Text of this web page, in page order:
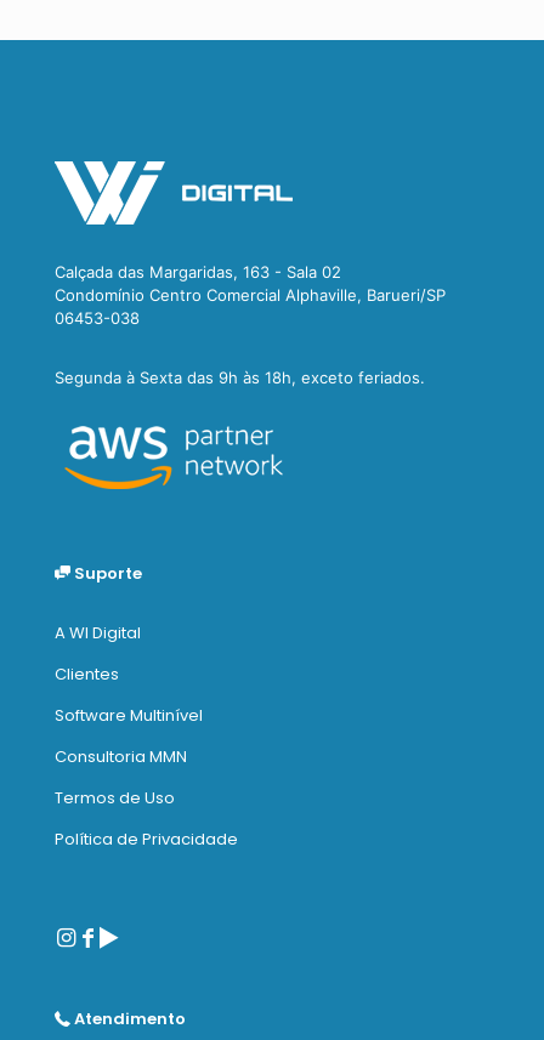
Calçada das Margaridas, 163 - Sala 02
Condomínio Centro Comercial Alphaville, Barueri/SP
06453-038
Segunda à Sexta das 9h às 18h, exceto feriados.
Suporte
A WI Digital
Clientes
Software Multinível
Consultoria MMN
Termos de Uso
Política de Privacidade
Atendimento